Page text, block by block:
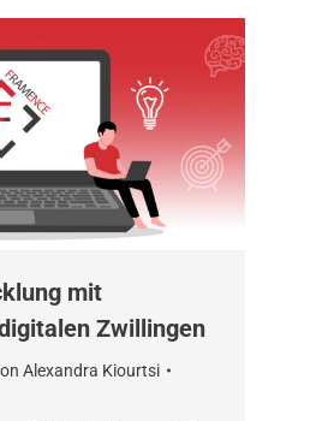
mit
Zwillingen
Alexandra Kiourtsi